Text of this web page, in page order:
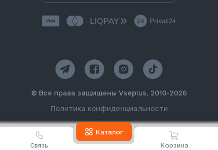
Связь
Каталог
Корзина
© Все права защищены Vseplus, 2010-2026
Политика конфиденциальности